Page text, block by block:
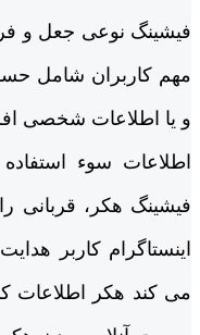
فیشینگ نوعی جعل و
مهم کاربران شامل
و یا اطلاعات شخصی
اطلاعات سوء
فیشینگ هکر،
اینستاگرام کاربر
می کند هکر اطلاعات